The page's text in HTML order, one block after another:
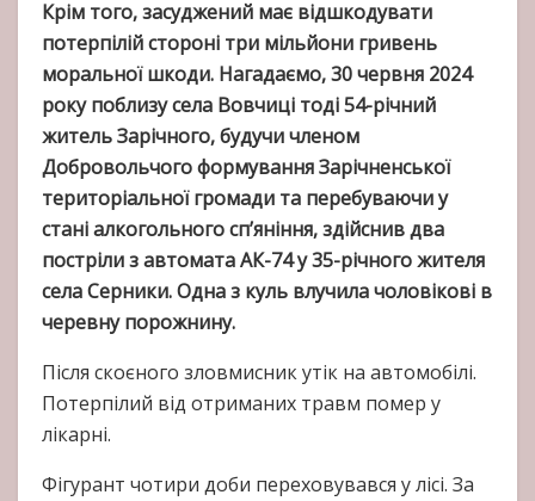
Крім того, засуджений має відшкодувати
потерпілій стороні три мільйони гривень
моральної шкоди. Нагадаємо, 30 червня 2024
року поблизу села Вовчиці тоді 54-річний
житель Зарічного, будучи членом
Добровольчого формування Зарічненської
територіальної громади та перебуваючи у
стані алкогольного сп’яніння, здійснив два
постріли з автомата АК-74 у 35-річного жителя
села Серники. Одна з куль влучила чоловікові в
черевну порожнину.
Після скоєного зловмисник утік на автомобілі.
Потерпілий від отриманих травм помер у
лікарні.
Фігурант чотири доби переховувався у лісі. За